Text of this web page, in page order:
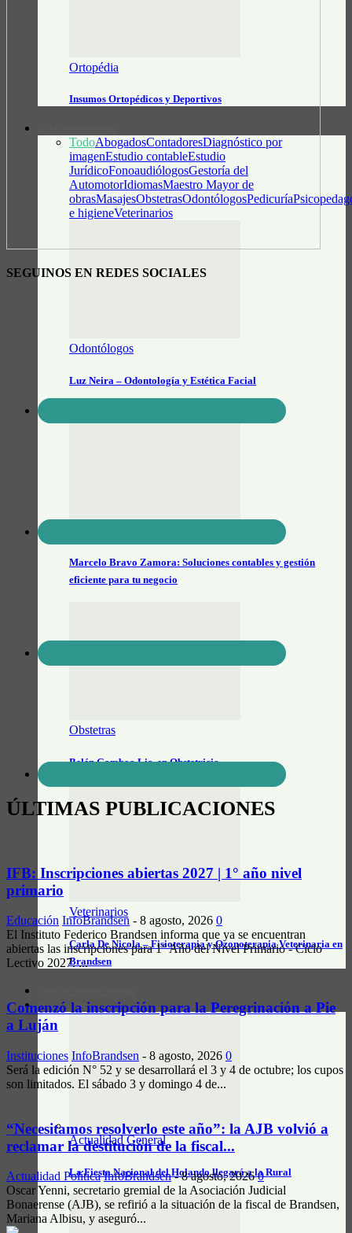
Ortopédia
Insumos Ortopédicos y Deportivos
TodoAbogadosContadoresDiagnóstico por
imagenEstudio contableEstudio
JurídicoFonoaudiólogosGestoría del
AutomotorIdiomasMaestro Mayor de
obrasMasajesObstetrasOdontólogosPedicuría
e higieneVeterinarios
Odontólogos
Luz Neira – Odontología y Estética Facial
Marcelo Bravo Zamora: Soluciones contables y gestión
eficiente para tu negocio
Obstetras
Belén Gamboa Lic. en Obstetricia
Veterinarios
Carla De Nicola – Fisioterapia y Ozonoterapia Veterinaria en
Brandsen
INFO CAMPO
Actualidad General
La Fiesta Nacional del Holando llegará a la Rural
SEGUINOS EN REDES SOCIALES
ÚLTIMAS PUBLICACIONES
IFB: Inscripciones abiertas 2027 | 1° año nivel
primario
Educación InfoBrandsen - 8 agosto, 2026 0
El Instituto Federico Brandsen informa que ya se encuentran
abiertas las inscripciones para 1° Año del Nivel Primario - Ciclo
Lectivo 2027. ...
Comenzó la inscripción para la Peregrinación a Pie
a Luján
Instituciones InfoBrandsen - 8 agosto, 2026 0
Será la edición N° 52 y se desarrollará el 3 y 4 de octubre; los cupos
son limitados. El sábado 3 y domingo 4 de...
“Necesitamos resolverlo este año”: la AJB volvió a
reclamar la destitución de la fiscal...
Actualidad Política InfoBrandsen - 8 agosto, 2026 0
Oscar Yenni, secretario gremial de la Asociación Judicial
Bonaerense (AJB), se refirió a la situación de la fiscal de Brandsen,
Mariana Albisu, y aseguró...